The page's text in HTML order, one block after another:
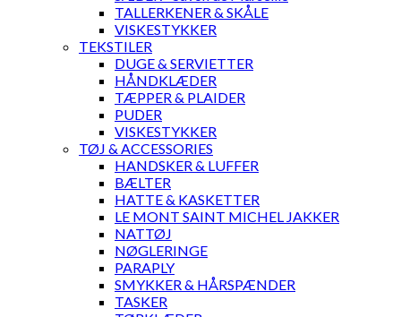
TALLERKENER & SKÅLE
VISKESTYKKER
TEKSTILER
DUGE & SERVIETTER
HÅNDKLÆDER
TÆPPER & PLAIDER
PUDER
VISKESTYKKER
TØJ & ACCESSORIES
HANDSKER & LUFFER
BÆLTER
HATTE & KASKETTER
LE MONT SAINT MICHEL JAKKER
NATTØJ
NØGLERINGE
PARAPLY
SMYKKER & HÅRSPÆNDER
TASKER